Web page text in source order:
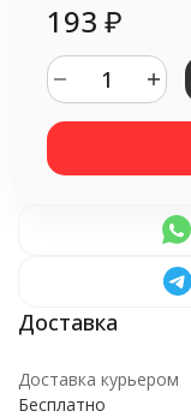
193 ₽
Доставка курьером
Бесплатно